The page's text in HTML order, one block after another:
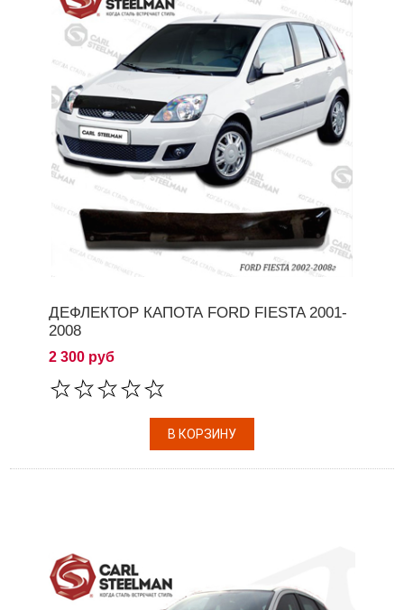
ДЕФЛЕКТОР КАПОТА FORD FIESTA 2001-
2008
2 300 руб